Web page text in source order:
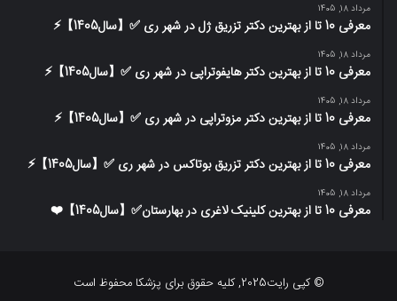
مرداد 18, 1405
معرفی 10 تا از بهترین دکتر تزریق ژل در شهر ری ✅【سال1405】⚡️
مرداد 18, 1405
معرفی 10 تا از بهترین دکتر هایفوتراپی در شهر ری ✅【سال1405】⚡️
مرداد 18, 1405
معرفی 10 تا از بهترین دکتر مزوتراپی در شهر ری ✅【سال1405】⚡️
مرداد 18, 1405
معرفی 10 تا از بهترین دکتر تزریق بوتاکس در شهر ری ✅【سال1405】⚡️
مرداد 18, 1405
معرفی 10 تا از بهترین کلینیک لاغری در بهارستان✅【سال1405】❤️
© کپی رایت2025, کلیه حقوق برای پزشکا محفوظ است